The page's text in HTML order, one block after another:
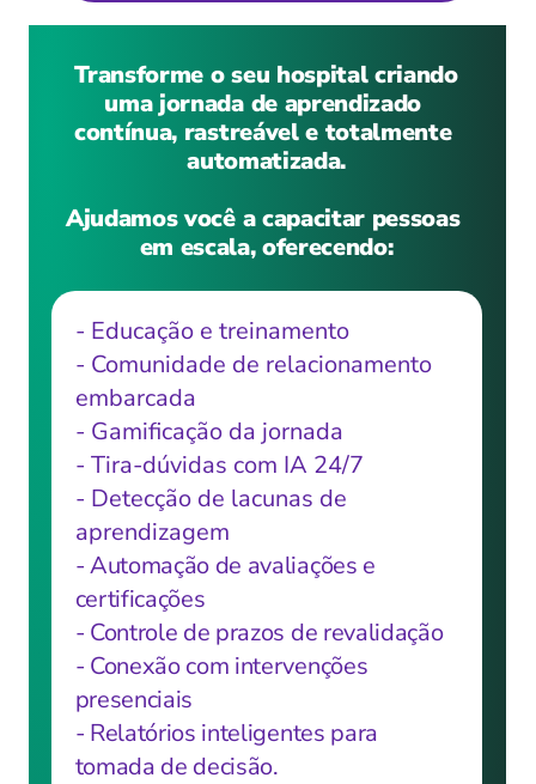
Transforme o seu hospital criando
uma jornada de aprendizado
contínua, rastreável e totalmente
automatizada.
Ajudamos você a capacitar pessoas
em escala, oferecendo:
- Educação e treinamento
- Comunidade de relacionamento
embarcada
- Gamificação da jornada
- Tira-dúvidas com IA 24/7
- Detecção de lacunas de
aprendizagem
- Automação de avaliações e
certificações
- Controle de prazos de revalidação
- Conexão com intervenções
presenciais
- Relatórios inteligentes para
tomada de decisão.